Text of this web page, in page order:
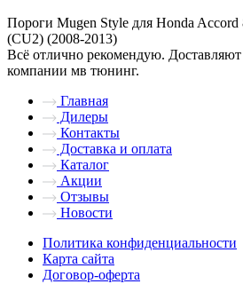
Пороги Mugen Style для Honda
(CU2) (2008-2013)
Всё отлично рекомендую.
компании мв тюнинг.
Главная
Дилеры
Контакты
Доставка и оплата
Каталог
Акции
Отзывы
Новости
Политика конфиденциальности
Карта сайта
Договор-оферта